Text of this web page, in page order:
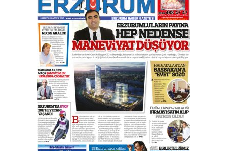
elinde?
31 Mart 2026 Salı
A. Berhan Yılmaz
BİR BÖLÜM DEĞİL, BİR ÖMÜR
SEÇİYORSUNUZ… “NEDEN
ATATÜRK ÜNİVERSİTESİ?”
28 Temmuz 2026 Salı
Ahmet Gökhan YAZICI
Ahmed Yesevi’den bir Alperen…
”Reisimiz” idi… Hakka yürüdü.!
26 Mart 2026 Perşembe
Cem Bakırcı
Ardında bıraktığı hatıralarıyla
gönül adamı Faruk Terzioğlu!